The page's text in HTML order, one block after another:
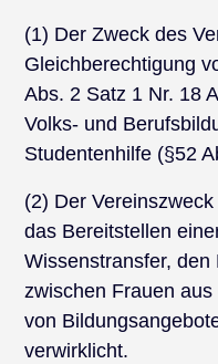
(1) Der Zweck des
Gleichberechtigung
Abs. 2 Satz 1 Nr. 18
Volks- und
Studentenhilfe (§52
(2) Der
das Bereitstellen
Wissenstransfer,
zwischen Frauen
von
verwirklicht.